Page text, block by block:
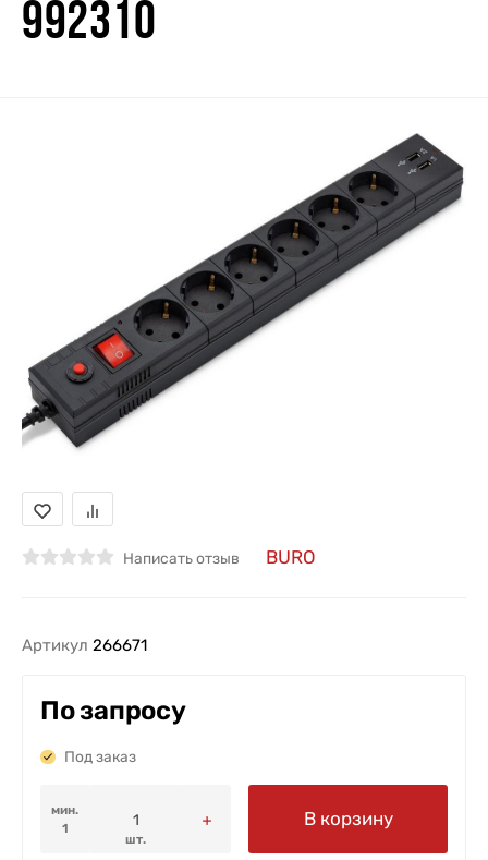
992310
Написать отзыв BURO
Артикул 266671
По запросу
Под заказ
мин.
1
шт.
В корзину